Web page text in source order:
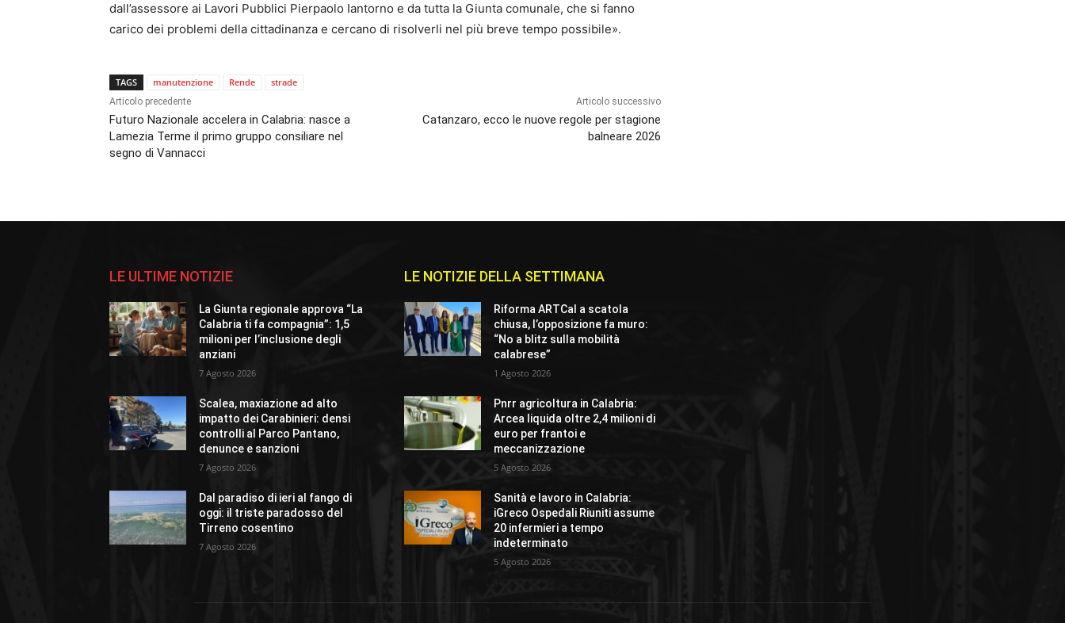
dall’assessore ai Lavori Pubblici Pierpaolo Iantorno e da tutta la Giunta comunale, che si fanno
carico dei problemi della cittadinanza e cercano di risolverli nel più breve tempo possibile».
TAGS manutenzione Rende strade
Articolo precedente
Futuro Nazionale accelera in Calabria: nasce a
Lamezia Terme il primo gruppo consiliare nel
segno di Vannacci
Articolo successivo
Catanzaro, ecco le nuove regole per stagione
balneare 2026
LE ULTIME NOTIZIE
La Giunta regionale approva “La
Calabria ti fa compagnia”: 1,5
milioni per l’inclusione degli
anziani
7 Agosto 2026
Scalea, maxiazione ad alto
impatto dei Carabinieri: densi
controlli al Parco Pantano,
denunce e sanzioni
7 Agosto 2026
Dal paradiso di ieri al fango di
oggi: il triste paradosso del
Tirreno cosentino
7 Agosto 2026
LE NOTIZIE DELLA SETTIMANA
Riforma ARTCal a scatola
chiusa, l’opposizione fa muro:
“No a blitz sulla mobilità
calabrese”
1 Agosto 2026
Pnrr agricoltura in Calabria:
Arcea liquida oltre 2,4 milioni di
euro per frantoi e
meccanizzazione
5 Agosto 2026
Sanità e lavoro in Calabria:
iGreco Ospedali Riuniti assume
20 infermieri a tempo
indeterminato
5 Agosto 2026